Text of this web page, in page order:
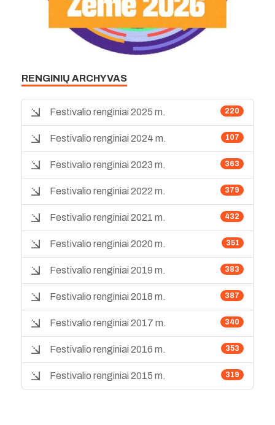
RENGINIŲ ARCHYVAS
220
Festivalio renginiai 2025 m.
107
Festivalio renginiai 2024 m.
363
Festivalio renginiai 2023 m.
379
Festivalio renginiai 2022 m.
432
Festivalio renginiai 2021 m.
351
Festivalio renginiai 2020 m.
383
Festivalio renginiai 2019 m.
387
Festivalio renginiai 2018 m.
340
Festivalio renginiai 2017 m.
353
Festivalio renginiai 2016 m.
319
Festivalio renginiai 2015 m.